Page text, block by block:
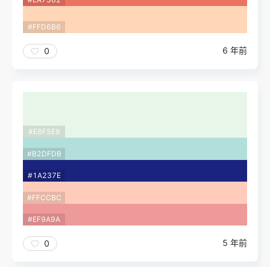
#FFD6B6
0 6 年前
#E8F5E9
#B2DFDB
#1A237E
#FFCCBC
#EF9A9A
0 5 年前